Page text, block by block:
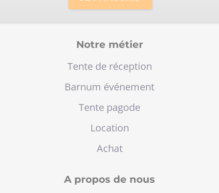
Notre métier
Tente de réception
Barnum événement
Tente pagode
Location
Achat
A propos de nous